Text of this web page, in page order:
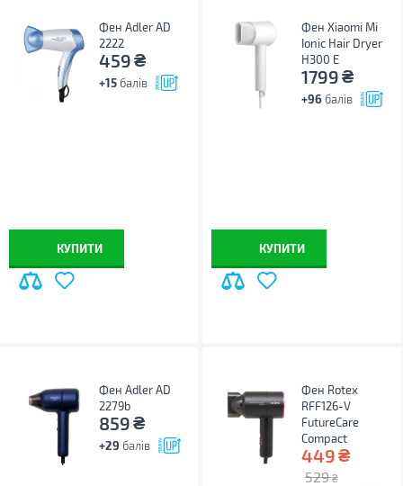
Фен Adler AD
2222
459₴
+15 балів
КУПИТИ
Фен Xiaomi Mi
Ionic Hair Dryer
H300 E
1799₴
+96 балів
КУПИТИ
Фен Adler AD
2279b
859₴
+29 балів
Фен Rotex
RFF126-V
FutureCare
Compact
449₴
529 ₴